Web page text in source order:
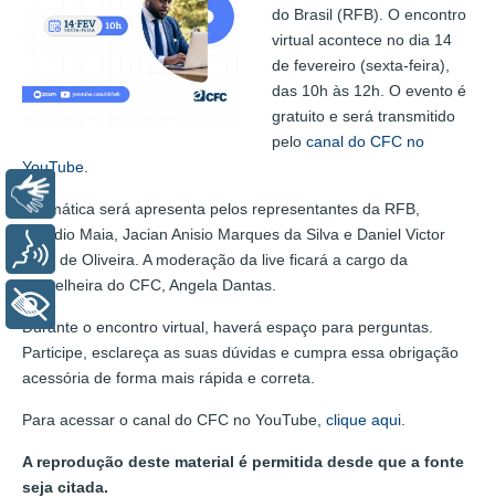
do Brasil (RFB). O encontro
virtual acontece no dia 14
de fevereiro (sexta-feira),
das 10h às 12h. O evento é
gratuito e será transmitido
pelo canal do CFC no
YouTube
A temática será apresenta pelos representantes da RFB,
Cláudio Maia, Jacian Anisio Marques da Silva e Daniel Victor
Silva de Oliveira. A moderação da live ficará a cargo da
conselheira do CFC, Angela Dantas.
Durante o encontro virtual, haverá espaço para perguntas.
Participe, esclareça as suas dúvidas e cumpra essa obrigação
acessória de forma mais rápida e correta.
Para acessar o canal do CFC no YouTube, clique aqui
A reprodução deste material é permitida desde que a fonte
seja citada.